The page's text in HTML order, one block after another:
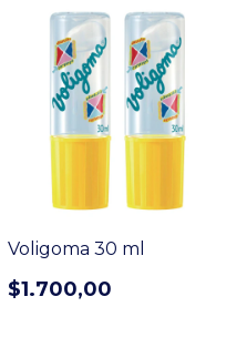
Voligoma 30 ml
$1.700,00